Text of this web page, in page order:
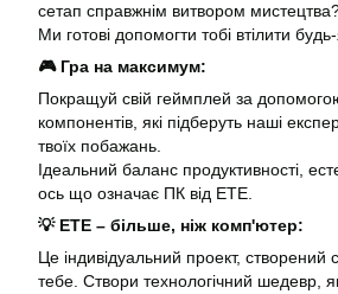
сетап справжнім витвором
Ми готові допомогти тобі втілити
🎮 Гра на максимум:
Покращуй свій геймплей за допомогою
компонентів, які підберуть наші
твоїх побажань.
Ідеальний баланс продуктивності,
ось що означає ПК від ЕТЕ.
💡 ЕТЕ – більше, ніж комп'ютер:
Це індивідуальний проект, створений
тебе. Створи технологічний шедевр,